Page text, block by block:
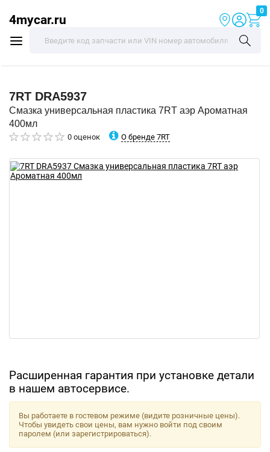
4mycar.ru
0
7RT DRA5937
Смазка универсальная пластика 7RT аэр Ароматная
400мл
0 оценок О бренде 7RT
Расширенная гарантия при установке детали
в нашем автосервисе.
Вы работаете в гостевом режиме (видите розничные цены).
Чтобы увидеть свои цены, вам нужно войти под своим
паролем (или зарегистрироваться).